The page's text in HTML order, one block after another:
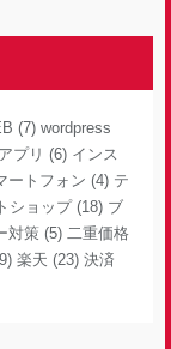
(7) wordpress
アプリ (6) インス
ートフォン (4) テ
ショップ(18) ブ
対策 (5) 二重価格
楽天 (23) 決済